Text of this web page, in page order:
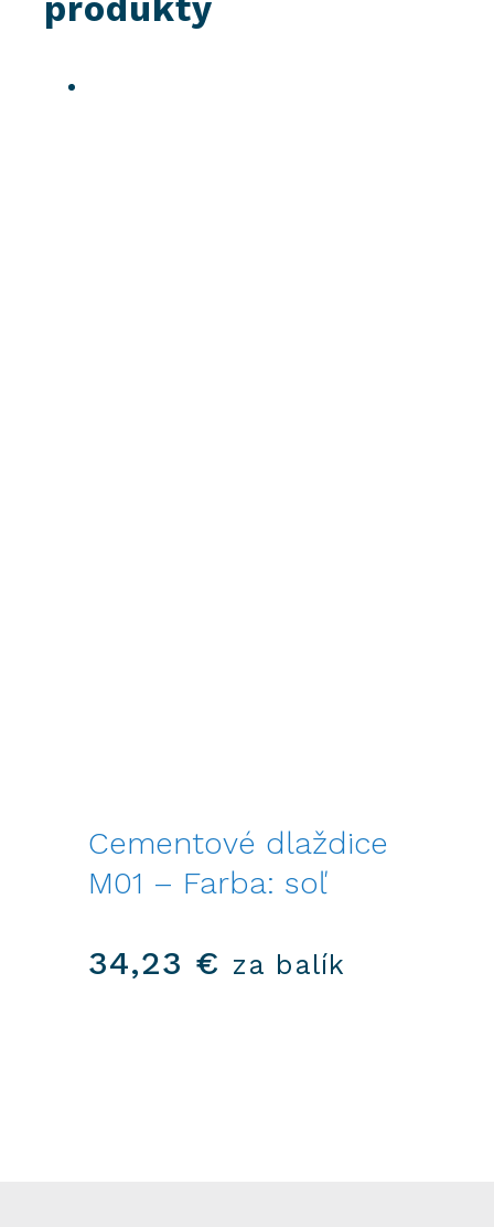
produkty
Cementové dlaždice
M01 – Farba: soľ
34,23 € za balík